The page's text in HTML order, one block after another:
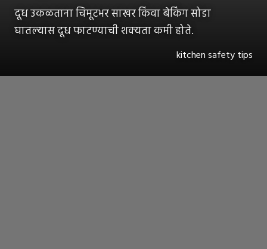
दूध उकळताना चिमूटभर साखर किंवा बेकिंग सोडा
घातल्यास दूध फाटण्याची शक्यता कमी होते.
kitchen safety tips